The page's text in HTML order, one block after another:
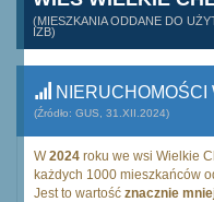
(MIESZKANIA ODDANE DO
IZB)
NIERUCHOMOŚCI
(Źródło: GUS, 31.XII.2024)
W2024 roku we wsi Wielkie
każdych 1000 mieszkańców
Jest to wartość znacznie